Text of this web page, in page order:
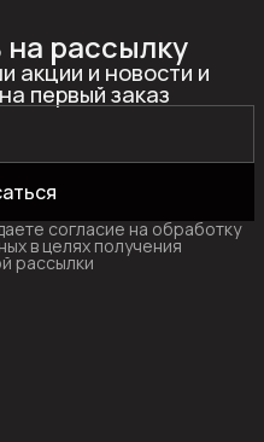
рассылку
акции и новости и
первый заказ
согласие на обработку
в целях получения
рассылки